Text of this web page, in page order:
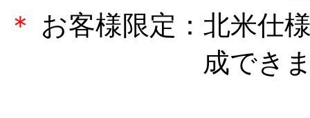
＊ お客様限定：北米仕
成でき